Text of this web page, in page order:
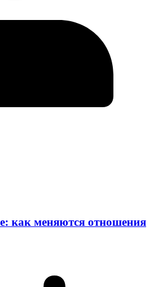
как меняются отношения